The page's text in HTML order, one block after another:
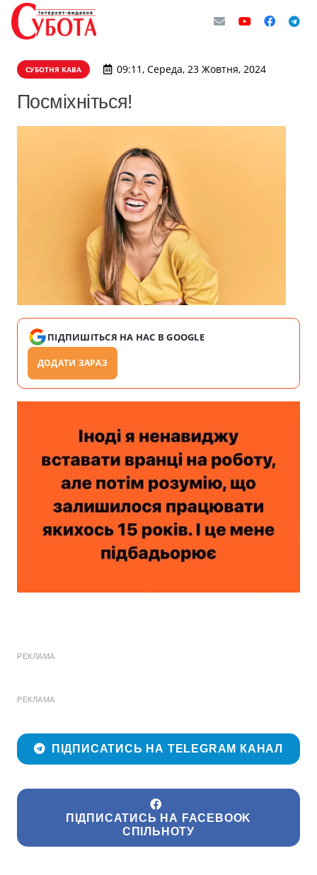
СУБОТНЯ КАВА 09:11, Середа, 23 Жовтня, 2024
Посміхніться!
ПІДПИШІТЬСЯ НА НАС В GOOGLE
ДОДАТИ ЗАРАЗ
РЕКЛАМА
РЕКЛАМА
ПІДПИСАТИСЬ НА TELEGRAM КАНАЛ
ПІДПИСАТИСЬ НА FACEBOOK
СПІЛЬНОТУ